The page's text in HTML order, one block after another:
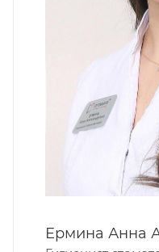
Ермина Анна